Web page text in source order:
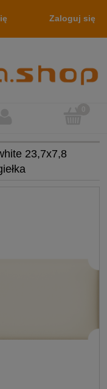
Zaloguj się
23,7x7,8